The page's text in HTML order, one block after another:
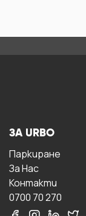
ЗА URBO
Паркиране
За Hас
Контакти
0700 70 270